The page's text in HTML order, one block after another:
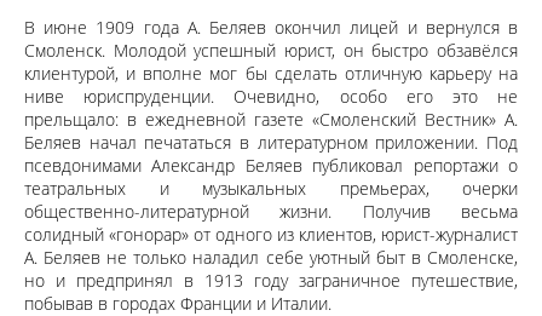
В июне 1909 года А. Беляев окончил лицей и вернулся в
Смоленск. Молодой успешный юрист, он быстро обзавёлся
клиентурой, и вполне мог бы сделать отличную карьеру на
ниве юриспруденции. Очевидно, особо его это не
прельщало: в ежедневной газете «Смоленский Вестник» А.
Беляев начал печататься в литературном приложении. Под
псевдонимами Александр Беляев публиковал репортажи о
театральных и музыкальных премьерах, очерки
общественно-литературной жизни. Получив весьма
солидный «гонорар» от одного из клиентов, юрист-журналист
А. Беляев не только наладил себе уютный быт в Смоленске,
но и предпринял в 1913 году заграничное путешествие,
побывав в городах Франции и Италии.